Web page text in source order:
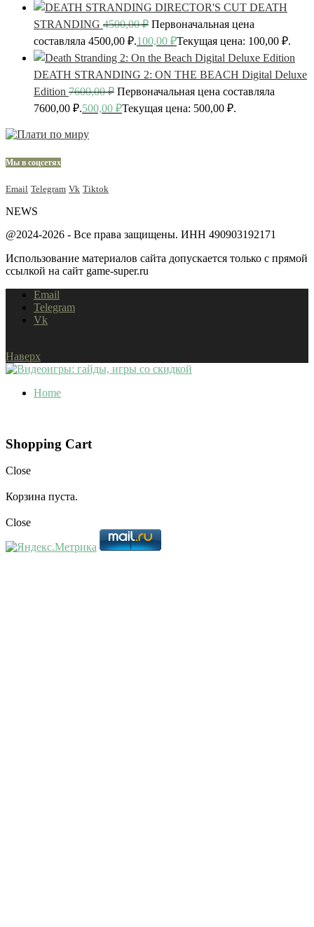
DEATH
STRANDING 4500,00₽ Первоначальная цена
составляла 4500,00 ₽.100,00 ₽Текущая цена: 100,00 ₽.
DEATH STRANDING 2: ON THE BEACH Digital Deluxe
Edition 7600,00₽ Первоначальная цена составляла
7600,00 ₽.500,00 ₽Текущая цена: 500,00 ₽.
Мы в соцсетях
Email Telegram Vk Tiktok
NEWS
@2024-2026 - Все права защищены. ИНН 490903192171
Использование материалов сайта допускается только с прямой
ссылкой на сайт game-super.ru
Email
Telegram
Vk
Наверх
Home
Shopping Cart
Close
Корзина пуста.
Close